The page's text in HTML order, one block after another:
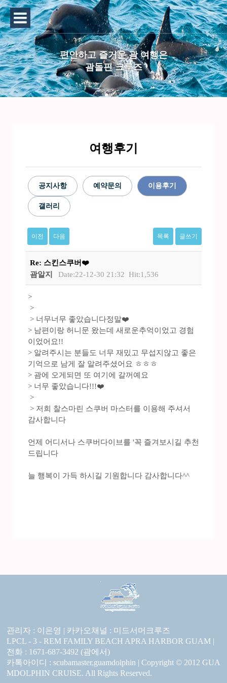
편안하고 즐거운 괌 여행은
괌돌핀 크루즈
여행후기
공지사항 예약문의 이용후기
갤러리
이전 다음 목록 글쓰기
Re: 스킨스쿠버❤️
괌알지
Date:22-12-30 21:32 Hit:1,536
>
>
> 너무너무 좋았습니다정말❤️
> 남편이랑 허니문 왔는데 새로운추억이었고 경험
이었어요!!
> 알려주시는 분들도 너무 재밌고 무섭지않고 좋은
기억으로 남게 잘 알려주셨어요 ㅎㅎㅎ
> 괌에 오게되면 또 여기에 갈꺼예요
> 너무 좋았습니다!!!❤️
>
> 저희 찰스마린 스쿠버 마스터를 이용해 주셔서
감사합니다
언제 어디서나 스쿠버다이브를 '꼭 즐겨보시길 추천
드립니다
늘 행복이 가득 하시길 기원합니다 감사합니다^^
관리자 : 이은영 | 카카오채널 : 미드서머크루즈
LPCL - 3 - REM FAMILY BEACH APRA HARBOR GUAM |
전화 : 1671-687-3492 (괌에서)
카톡아이디 : scubamaster,guamdolphin | Copyright © 2012 GUA
MDOLPHIN CRUISE. All Rights Reserved.